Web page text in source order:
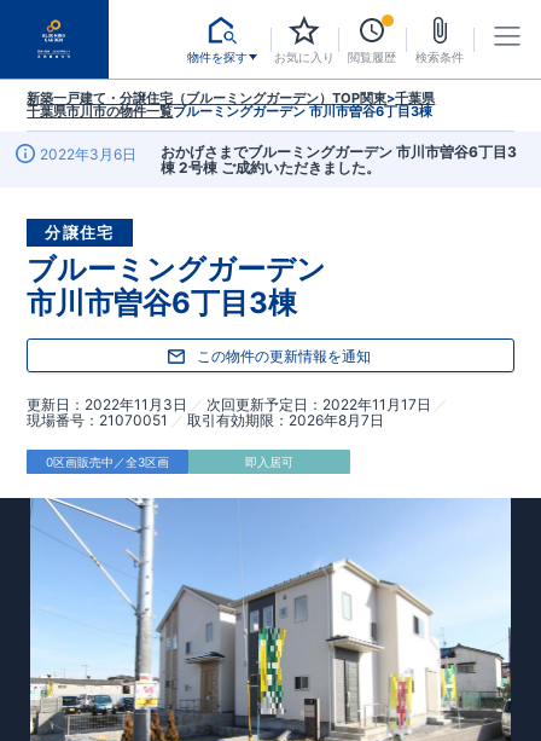
物件を探す お気に入り 閲覧履歴 検索条件
新築一戸建て・分譲住宅（ブルーミングガーデン）TOP関東>千葉県
千葉県市川市の物件一覧ブルーミングガーデン 市川市曽谷6丁目3棟
2022年3月6日
おかげさまでブルーミングガーデン 市川市曽谷6丁目3
棟 2号棟 ご成約いただきました。
分譲住宅
ブルーミングガーデン
市川市曽谷6丁目3棟
この物件の更新情報を通知
更新日 2022年11月3日 次回更新予定日
2022年11月17日
現場番号
21070051 取引有効期限 2026年8月7日
0区画販売中／全3区画 即入居可